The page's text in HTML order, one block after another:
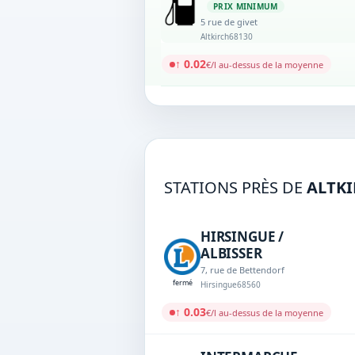
PRIX MINIMUM
5 rue de givet
Altkirch68130
↑ 0.02€/l au-dessus de la moyenne
STATIONS PRÈS DE
fermé
HIRSINGUE /
ALBISSER
7, rue de Bettendorf
Hirsingue68560
↑ 0.03€/l au-dessus de la moyenne